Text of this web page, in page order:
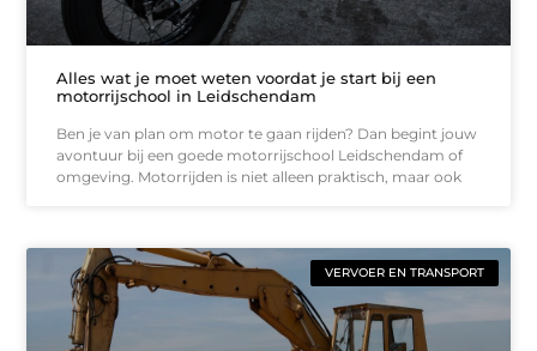
Alles wat je moet weten voordat je start bij een
motorrijschool in Leidschendam
Ben je van plan om motor te gaan rijden? Dan begint jouw
avontuur bij een goede motorrijschool Leidschendam of
omgeving. Motorrijden is niet alleen praktisch, maar ook
VERVOER EN TRANSPORT